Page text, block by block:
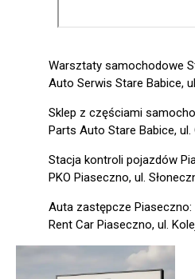
Warsztaty samochodowe
Auto Serwis Stare Babice,
Sklep z częściami
Parts Auto Stare Babice, ul.
Stacja kontroli pojazdów
PKO Piaseczno, ul.
Auta zastępcze Piaseczno:
Rent Car Piaseczno, ul.